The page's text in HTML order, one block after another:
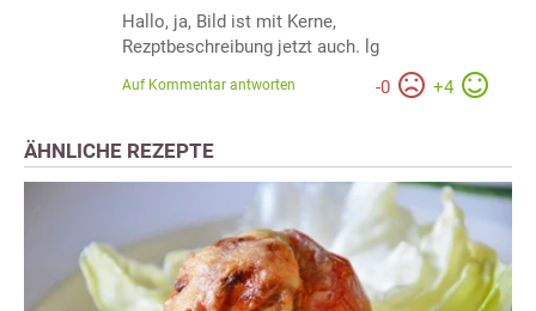
Hallo, ja, Bild ist mit Kerne,
Rezptbeschreibung jetzt auch. lg
-0 +4
Auf Kommentar antworten
ÄHNLICHE REZEPTE